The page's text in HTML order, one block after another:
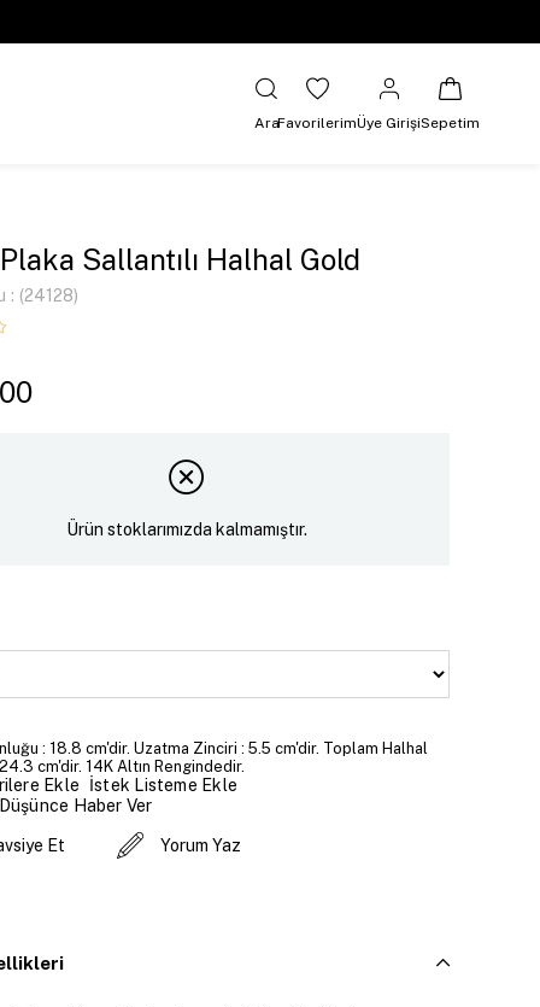
AraFavorilerimÜye GirişiSepetim
Sallantılı Halhal Gold
(24128)
Ürün stoklarımızda kalmamıştır.
: 18.8 cm'dir. Uzatma Zinciri : 5.5 cm'dir. Toplam Halhal
cm'dir. 14K Altın Rengindedir.
Ekle
İstek Listeme Ekle
Haber Ver
Et Yorum Yaz